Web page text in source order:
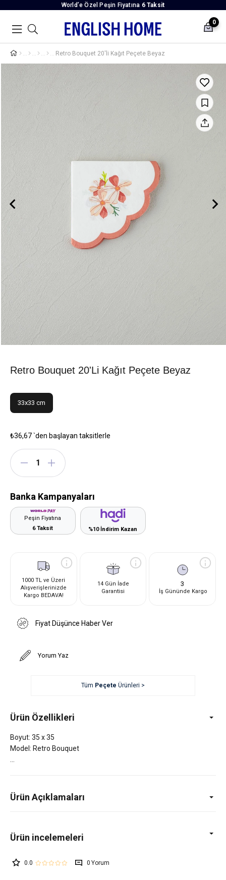
World’e Özel Peşin Fiyatına 6 Taksit
0
Retro Bouquet 20'li Kağıt Peçete Beyaz
Retro Bouquet 20'li Kağıt Peçete Beyaz
33x33 cm
₺36,67`den başlayan taksitlerle
Banka Kampanyaları
Peşin Fiyatına
6 Taksit
%10 İndirim Kazan
1000 TL ve Üzeri
Alışverişlerinizde
Kargo BEDAVA!
14 Gün İade
Garantisi
3
İş Gününde Kargo
Fiyat Düşünce Haber Ver
Yorum Yaz
Tüm Peçete Ürünleri >
Ürün Özellikleri
Boyut: 35 x 35
Model: Retro Bouquet
Ürün Açıklamaları
0.0 0